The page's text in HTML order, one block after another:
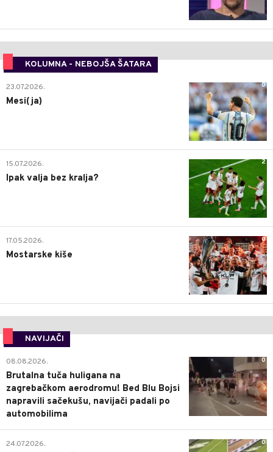
KOLUMNA - NEBOJŠA ŠATARA
0
23.07.2026.
Mesi(ja)
2
15.07.2026.
Ipak valja bez kralja?
0
17.05.2026.
Mostarske kiše
NAVIJAČI
0
08.08.2026.
Brutalna tuča huligana na
zagrebačkom aerodromu! Bed Blu Bojsi
napravili sačekušu, navijači padali po
automobilima
0
24.07.2026.